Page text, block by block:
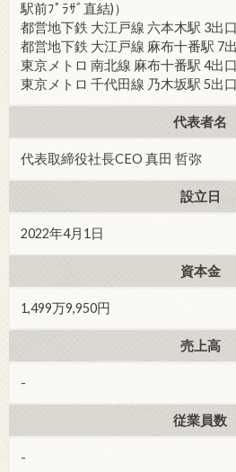
駅前ﾌﾟﾗｻﾞ直結)）
都営地下鉄 大江戸線 六本木駅 3出
都営地下鉄 大江戸線 麻布十番駅 7
東京メトロ 南北線 麻布十番駅 4出
東京メトロ 千代田線 乃木坂駅 5出
代表者名
代表取締役社長CEO 真田 哲弥
設立日
2022年4月1日
資本金
1,499万9,950円
売上高
-
従業員数
-